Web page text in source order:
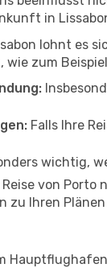
in
lohnt es
zum
Falls Ihre
wichtig,
von
zu Ihren